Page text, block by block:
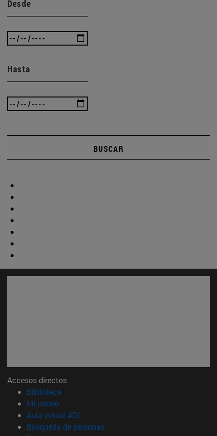
Desde
Hasta
BUSCAR
Accesos directos
Biblioteca
Mi correo(abre en nueva ventana)
Aula virtual ADI
Búsqueda de personas(abre en nueva ventana)